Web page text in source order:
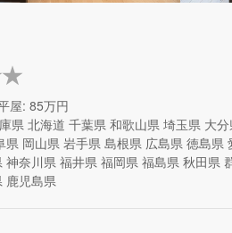
屋: 85万円
県 北海道 千葉県 和歌山県 埼玉県 大分
県 岡山県 岩手県 島根県 広島県 徳島県
神奈川県 福井県 福岡県 福島県 秋田県
鹿児島県